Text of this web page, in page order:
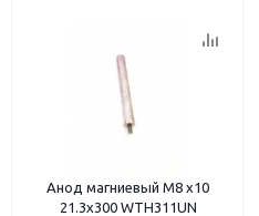
Анод магниевый М8 x10
21.3х300 WTH311UN